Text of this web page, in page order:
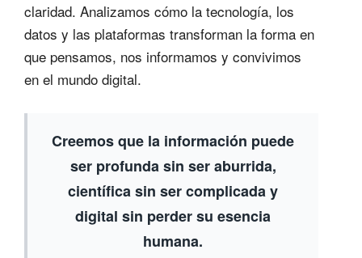
claridad. Analizamos cómo la tecnología, los
datos y las plataformas transforman la forma en
que pensamos, nos informamos y convivimos
en el mundo digital.
Creemos que la información puede
ser profunda sin ser aburrida,
científica sin ser complicada y
digital sin perder su esencia
humana.